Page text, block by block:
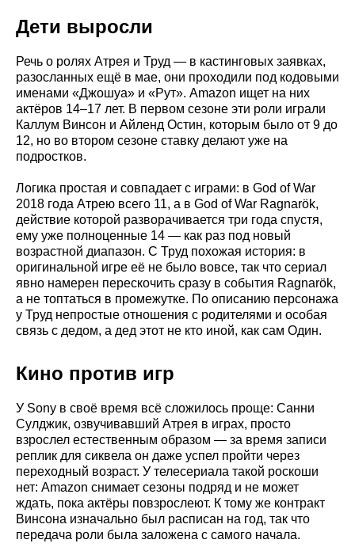
Дети выросли
Речь о ролях Атрея и Труд — в кастинговых заявках,
разосланных ещё в мае, они проходили под кодовыми
именами «Джошуа» и «Рут». Amazon ищет на них
актёров 14–17 лет. В первом сезоне эти роли играли
Каллум Винсон и Айленд Остин, которым было от 9 до
12, но во втором сезоне ставку делают уже на
подростков.
Логика простая и совпадает с играми: в God of War
2018 года Атрею всего 11, а в God of War Ragnarök,
действие которой разворачивается три года спустя,
ему уже полноценные 14 — как раз под новый
возрастной диапазон. С Труд похожая история: в
оригинальной игре её не было вовсе, так что сериал
явно намерен перескочить сразу в события Ragnarök,
а не топтаться в промежутке. По описанию персонажа
у Труд непростые отношения с родителями и особая
связь с дедом, а дед этот не кто иной, как сам Один.
Кино против игр
У Sony в своё время всё сложилось проще: Санни
Сулджик, озвучивавший Атрея в играх, просто
взрослел естественным образом — за время записи
реплик для сиквела он даже успел пройти через
переходный возраст. У телесериала такой роскоши
нет: Amazon снимает сезоны подряд и не может
ждать, пока актёры повзрослеют. К тому же контракт
Винсона изначально был расписан на год, так что
передача роли была заложена с самого начала.